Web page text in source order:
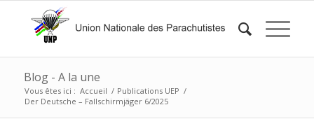
Blog - A la une
Vous êtes ici : Accueil / Publications UEP /
Der Deutsche – Fallschirmjäger 6/2025